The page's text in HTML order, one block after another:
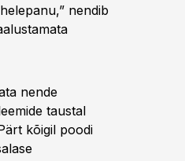
nendib
nende
taustal
kõigil poodi